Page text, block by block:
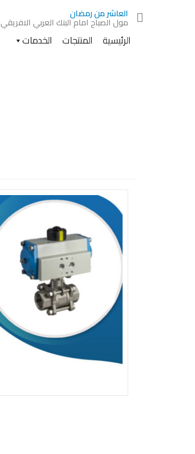
العاشر من رمضان
مول الصباح امام البنك العربي الافريقي
الرئيسية المنتجات الخدمات